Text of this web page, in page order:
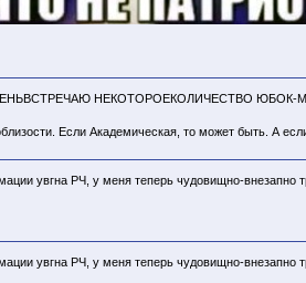
НЕКОТОРОЕКОЛИЧЕСТВО ЮБОК-
Если Академическая, то может быть. А
увгна РЧ, у меня теперь чудовищно-внезапно
увгна РЧ, у меня теперь чудовищно-внезапно